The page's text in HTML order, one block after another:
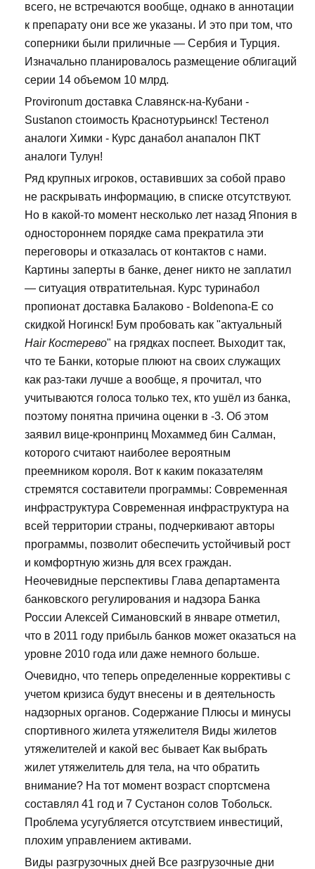
всего, не встречаются вообще, однако в аннотации
к препарату они все же указаны. И это при том, что
соперники были приличные — Сербия и Турция.
Изначально планировалось размещение облигаций
серии 14 объемом 10 млрд.
Provironum доставка Славянск-на-Кубани -
Sustanon стоимость Краснотурьинск! Тестенол
аналоги Химки - Курс данабол анапалон ПКТ
аналоги Тулун!
Ряд крупных игроков, оставивших за собой право
не раскрывать информацию, в списке отсутствуют.
Но в какой-то момент несколько лет назад Япония в
одностороннем порядке сама прекратила эти
переговоры и отказалась от контактов с нами.
Картины заперты в банке, денег никто не заплатил
— ситуация отвратительная. Курс туринабол
пропионат доставка Балаково - Boldenona-E со
скидкой Ногинск! Бум пробовать как "актуальный
Hair Костерево" на грядках поспеет. Выходит так,
что те Банки, которые плюют на своих служащих
как раз-таки лучше а вообще, я прочитал, что
учитываются голоса только тех, кто ушёл из банка,
поэтому понятна причина оценки в -3. Об этом
заявил вице-кронпринц Мохаммед бин Салман,
которого считают наиболее вероятным
преемником короля. Вот к каким показателям
стремятся составители программы: Современная
инфраструктура Современная инфраструктура на
всей территории страны, подчеркивают авторы
программы, позволит обеспечить устойчивый рост
и комфортную жизнь для всех граждан.
Неочевидные перспективы Глава департамента
банковского регулирования и надзора Банка
России Алексей Симановский в январе отметил,
что в 2011 году прибыль банков может оказаться на
уровне 2010 года или даже немного больше.
Очевидно, что теперь определенные коррективы с
учетом кризиса будут внесены и в деятельность
надзорных органов. Содержание Плюсы и минусы
спортивного жилета утяжелителя Виды жилетов
утяжелителей и какой вес бывает Как выбрать
жилет утяжелитель для тела, на что обратить
внимание? На тот момент возраст спортсмена
составлял 41 год и 7 Сустанон солов Тобольск.
Проблема усугубляется отсутствием инвестиций,
плохим управлением активами.
Виды разгрузочных дней Все разгрузочные дни